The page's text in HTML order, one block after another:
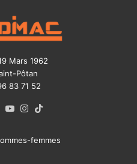
Mars 1962
Pôtan
83 71 52
LinkedIn
YouTubeInstagram
femmes